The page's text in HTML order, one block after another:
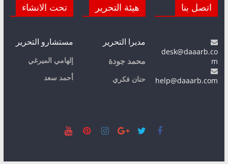
اتصل بنا
desk@daaarb.co
m
help@daaarb.com
هيئة التحرير
مديرا التحرير
محمد جودة
حنان فكري
تحت الانشاء
مستشارو التحرير
إلهامي الميرغي
أحمد سعد